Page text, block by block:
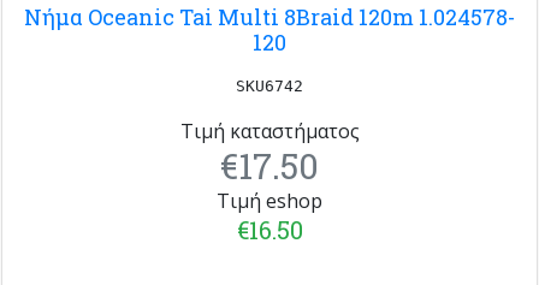
Νήμα Oceanic Tai Multi 8Braid 120m 1.024578-
120
SKU6742
Τιμή καταστήματος
€17.50
Τιμή eshop
€16.50